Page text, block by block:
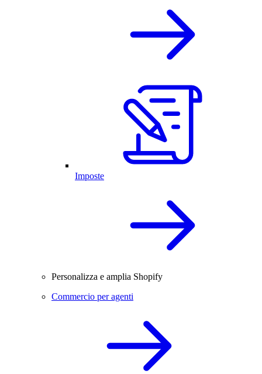
Imposte
Personalizza e amplia Shopify
Commercio per agenti